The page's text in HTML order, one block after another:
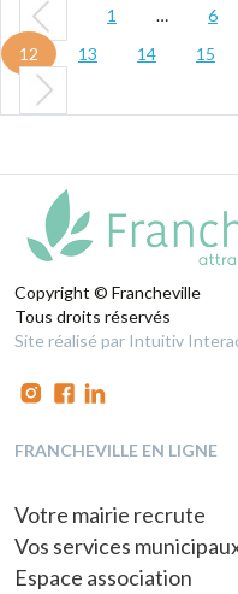
1 … 6
12
13 14 15
Copyright © Francheville
Tous droits réservés
Site réalisé par Intuitiv
FRANCHEVILLE EN LIGNE
Votre mairie recrute
Vos services
Espace association